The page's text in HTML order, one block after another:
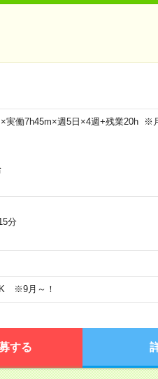
働7h45m×週5日×4週+残業20h ※
分
※9月～！
する